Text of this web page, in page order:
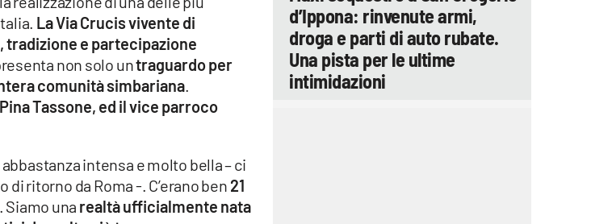
La Via Crucis vivente di
tradizione e partecipazione
non solo untraguardo per
comunità simbariana.
Tassone, ed il vice parroco
intensa e molto bella – ci
ritorno da Roma -. C’erano ben 21
. Siamo una realtà ufficialmente nata
d’Ippona: rinvenute armi,
droga e parti di auto rubate.
Una pista per le ultime
intimidazioni